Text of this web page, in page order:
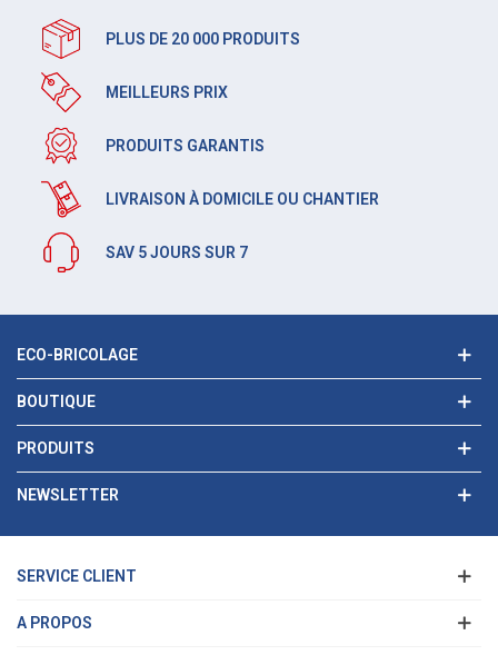
PLUS DE 20 000 PRODUITS
MEILLEURS PRIX
PRODUITS GARANTIS
LIVRAISON À DOMICILE OU CHANTIER
SAV 5 JOURS SUR 7
ECO-BRICOLAGE
BOUTIQUE
PRODUITS
NEWSLETTER
SERVICE CLIENT
A PROPOS